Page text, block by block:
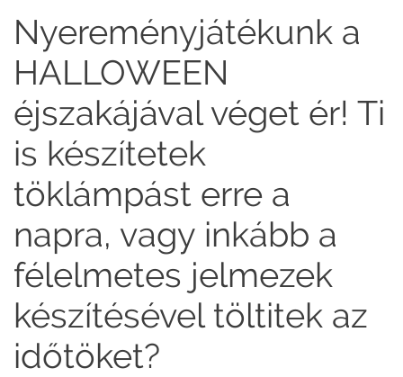
Nyereményjátékunk a
HALLOWEEN
éjszakájával véget ér! Ti
is készítetek
töklámpást erre a
napra, vagy inkább a
félelmetes jelmezek
készítésével töltitek az
időtöket?